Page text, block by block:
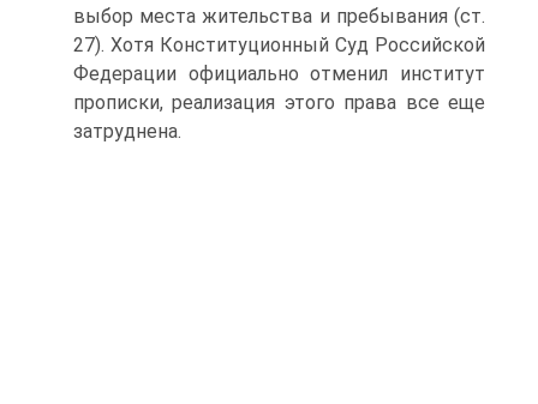
выбор места жительства и пребывания (ст.
27). Хотя Конституционный Суд Российской
Федерации официально отменил институт
прописки, реализация этого права все еще
затруднена.